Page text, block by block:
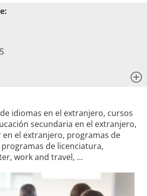
idiomas en el extranjero, cursos
secundaria en el extranjero,
el extranjero, programas de
de licenciatura,
work and travel, …